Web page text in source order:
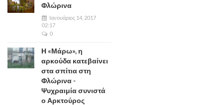
Φλώρινα
Ιανουάριος 14, 2017
02:17
0
Η «Μάρω», η
αρκούδα κατεβαίνει
στα σπίτια στη
Φλώρινα -
Ψυχραιμία συνιστά
ο Αρκτούρος